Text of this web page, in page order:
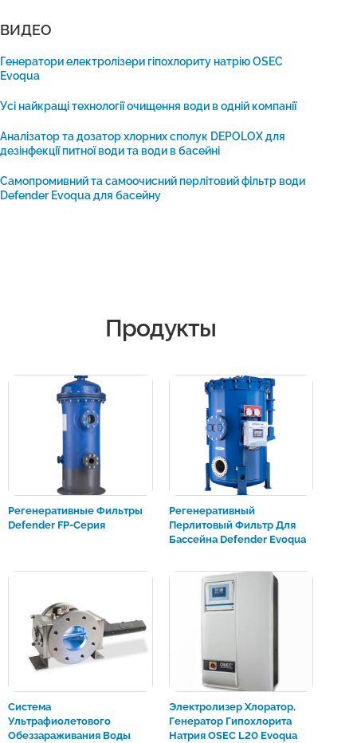
ВИДЕО
Генератори електролізери гіпохлориту натрію OSEC
Evoqua
Усі найкращі технології очищення води в одній компанії
Аналізатор та дозатор хлорних сполук DEPOLOX для
дезінфекції питної води та води в басейні
Самопромивний та самоочисний перлітовий фільтр води
Defender Evoqua для басейну
Продукты
Регенеративные Фильтры
Defender FP-Серия
Регенеративный
Перлитовый Фильтр Для
Бассейна Defender Evoqua
Система
Ультрафиолетового
Обеззараживания Воды
Электролизер Хлоратор,
Генератор Гипохлорита
Натрия OSEC L20 Evoqua